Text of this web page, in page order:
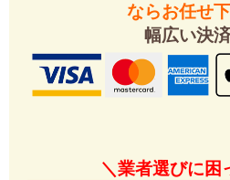
ならお任せ
幅広い決
＼業者選びに